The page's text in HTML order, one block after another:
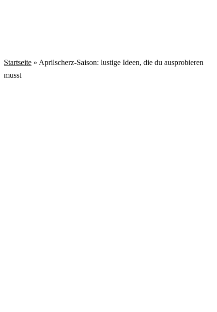
Startseite » Aprilscherz-Saison: lustige Ideen, die du ausprobieren
musst